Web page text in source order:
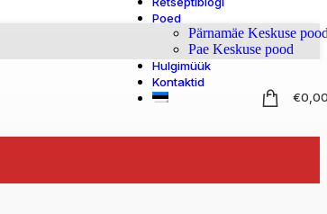
Poed
Pärnamäe Keskuse
Pae Keskuse pood
Hulgimüük
Kontaktid
€